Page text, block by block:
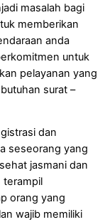
masalah bagi
memberikan
anda
untuk
pelayanan yang
surat –
dan
seseorang yang
jasmani dan
terampil
orang yang
wajib memiliki